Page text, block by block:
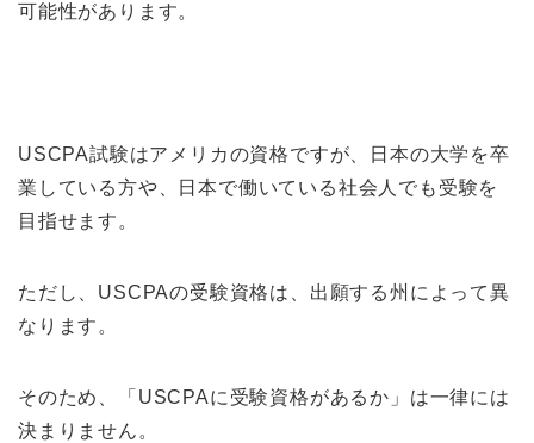
可能性があります。
USCPA試験はアメリカの資格ですが、日本の大学を卒
業している方や、日本で働いている社会人でも受験を
目指せます。
ただし、USCPAの受験資格は、出願する州によって異
なります。
そのため、「USCPAに受験資格があるか」は一律には
決まりません。